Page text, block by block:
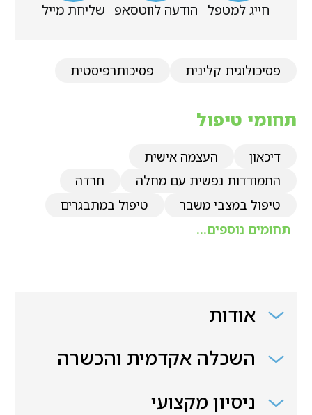
חייג למטפל הודעה לווטסאפ שליחת מייל
פסיכולוגית קלינית פסיכותרפיסטית
תחומי טיפול
דיכאון
העצמה אישית
התמודדות נפשית עם מחלה
חרדה
טיפול במצבי משבר
טיפול במתבגרים
תחומים נוספים...
אודות
השכלה אקדמית והכשרה
ניסיון מקצועי